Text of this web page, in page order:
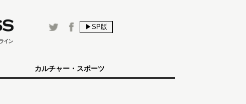
▶SP版
カルチャー・スポーツ